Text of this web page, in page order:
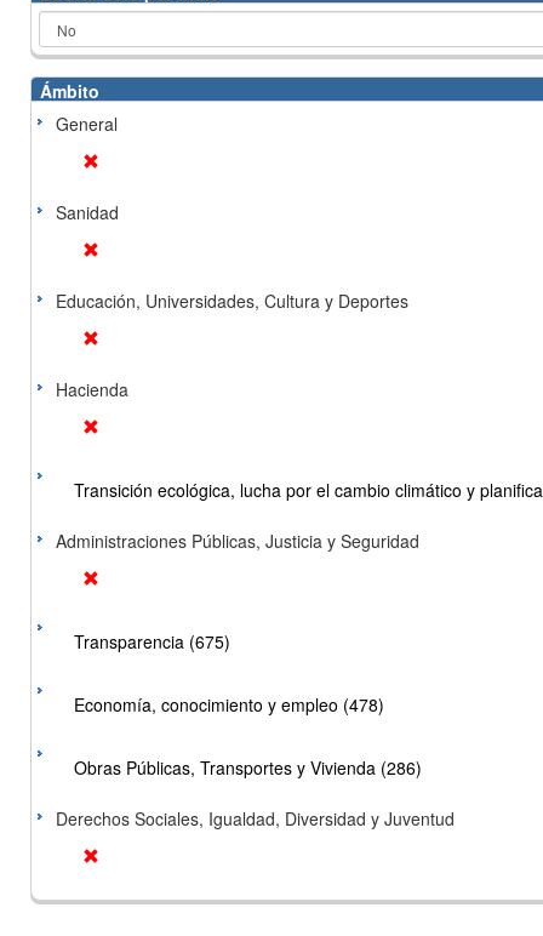
Ámbito
General
Sanidad
Educación, Universidades, Cultura y Deportes
Hacienda
Transición ecológica, lucha por el cambio climático y
Administraciones Públicas, Justicia y Seguridad
Transparencia (675)
Economía, conocimiento y empleo (478)
Obras Públicas, Transportes y Vivienda (286)
Derechos Sociales, Igualdad, Diversidad y Juventud